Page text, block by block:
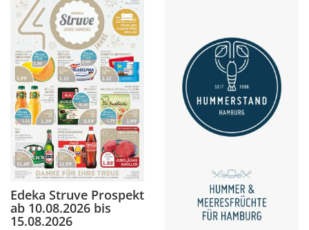
Edeka Struve Prospekt
ab 10.08.2026 bis
15.08.2026